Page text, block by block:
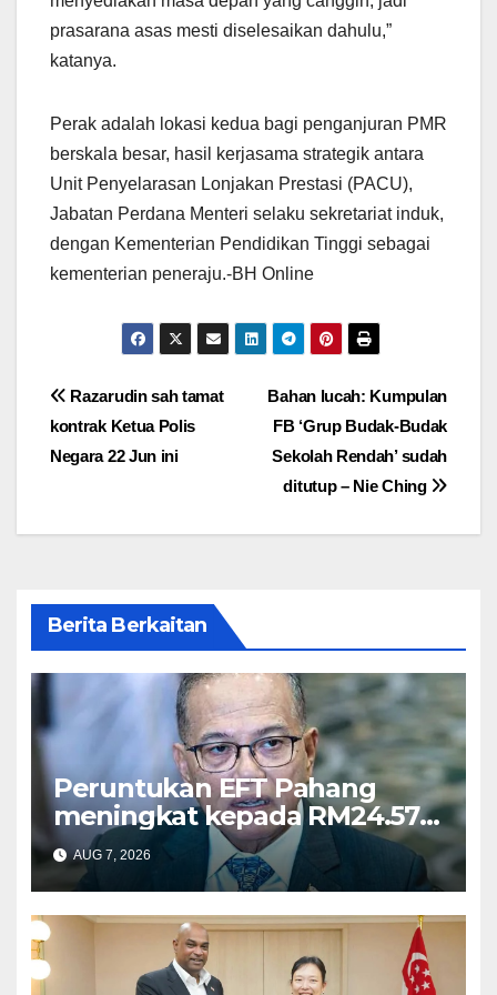
prasarana asas mesti diselesaikan dahulu,”
katanya.
Perak adalah lokasi kedua bagi penganjuran PMR
berskala besar, hasil kerjasama strategik antara
Unit Penyelarasan Lonjakan Prestasi (PACU),
Jabatan Perdana Menteri selaku sekretariat induk,
dengan Kementerian Pendidikan Tinggi sebagai
kementerian peneraju.-BH Online
Post
navigation
Bahan lucah: Kumpulan
FB ‘Grup Budak-Budak
Sekolah Rendah’ sudah
ditutup – Nie Ching
Razarudin sah tamat
kontrak Ketua Polis
Negara 22 Jun ini
Berita Berkaitan
Peruntukan EFT Pahang
meningkat kepada RM24.57
juta tahun ini – Wan Rosdy
AUG 7, 2026